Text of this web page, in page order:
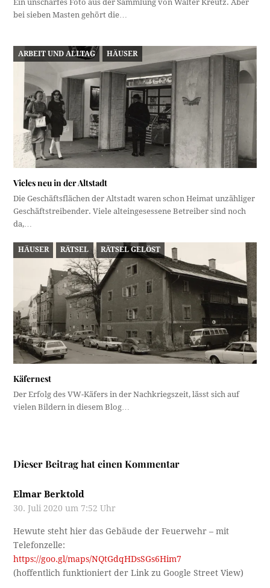
Ein unscharfes Foto aus der Sammlung von Walter Kreutz. Aber
bei sieben Masten gehört die…
ARBEIT UND ALLTAG HÄUSER
Vieles neu in der Altstadt
Die Geschäftsflächen der Altstadt waren schon Heimat unzähliger
Geschäftstreibender. Viele alteingesessene Betreiber sind noch
da,…
HÄUSER RÄTSEL RÄTSEL GELÖST
Käfernest
Der Erfolg des VW-Käfers in der Nachkriegszeit, lässt sich auf
vielen Bildern in diesem Blog…
Dieser Beitrag hat einen Kommentar
Elmar Berktold
30. Juli 2020 um 7:52 Uhr
Hewute steht hier das Gebäude der Feuerwehr – mit
Telefonzelle:
https://goo.gl/maps/NQtGdqHDsSGs6Him7
(hoffentlich funktioniert der Link zu Google Street View)